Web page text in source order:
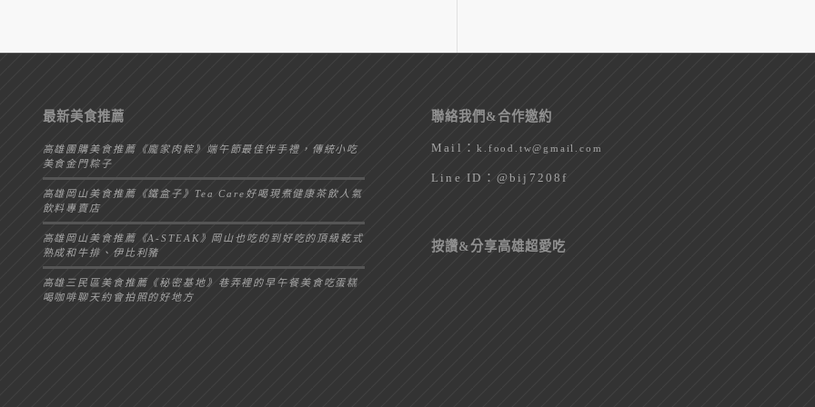
最新美食推薦
高雄團購美食推薦《龐家肉粽》端午節最佳伴手禮，傳統小吃
美食金門粽子
高雄岡山美食推薦《鐵盒子》Tea Care好喝現煮健康茶飲人氣
飲料專賣店
高雄岡山美食推薦《A-STEAK》岡山也吃的到好吃的頂級乾式
熟成和牛排、伊比利豬
高雄三民區美食推薦《秘密基地》巷弄裡的早午餐美食吃蛋糕
喝咖啡聊天約會拍照的好地方
聯絡我們&合作邀約
Mail：k.food.tw@gmail.com
Line ID： @bij7208f
按讚&分享高雄超愛吃